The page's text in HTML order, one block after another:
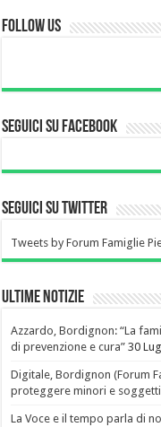
Follow Us
Seguici su Facebook
Seguici su Twitter
Tweets by Forum Famiglie
Ultime notizie
Azzardo, Bordignon: “La
di prevenzione e cura” 30
Digitale, Bordignon (Forum
proteggere minori e
La Voce e il tempo parla di